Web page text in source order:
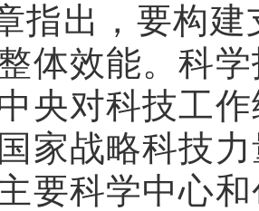
指出，要构
体效能。科
央对科技工
家战略科技
要科学中心